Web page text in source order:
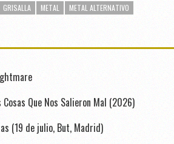
GRISALLA METAL
METAL ALTERNATIVO
Que Nos Salieron Mal (2026)
(19 de julio, But, Madrid)